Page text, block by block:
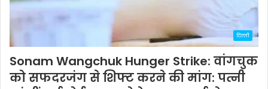
दिल्ली
Sonam Wangchuk Hunger Strike: वांगचुक
को सफदरजंग से शिफ्ट करने की मांग: पत्नी